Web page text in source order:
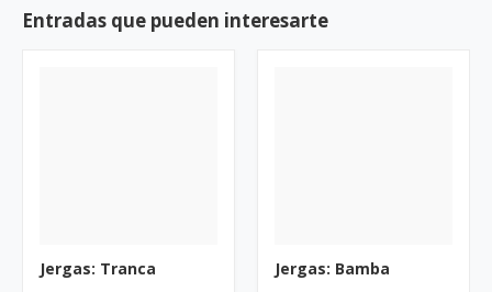
Entradas que pueden interesarte
Jergas: Tranca Jergas: Bamba